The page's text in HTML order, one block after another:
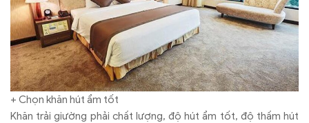
+ Chọn khăn hút ẩm tốt
Khăn trải giường phải chất lượng, độ hút ẩm tốt, độ thấm hút